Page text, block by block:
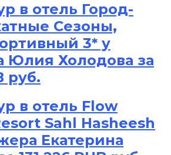
в отель Город-
Сезоны,
3* у
Юлия Холодова за
руб.
в отель Flow
Sahl Hasheesh
Екатерина